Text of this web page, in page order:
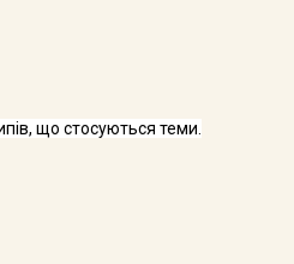
що стосуються теми.